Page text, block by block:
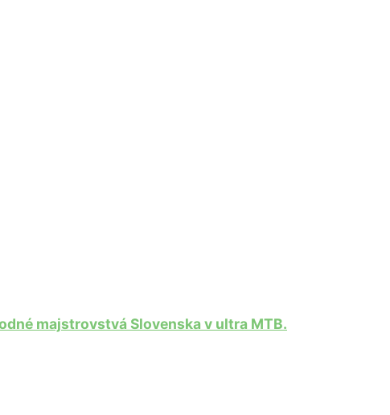
majstrovstvá Slovenska v ultra MTB.